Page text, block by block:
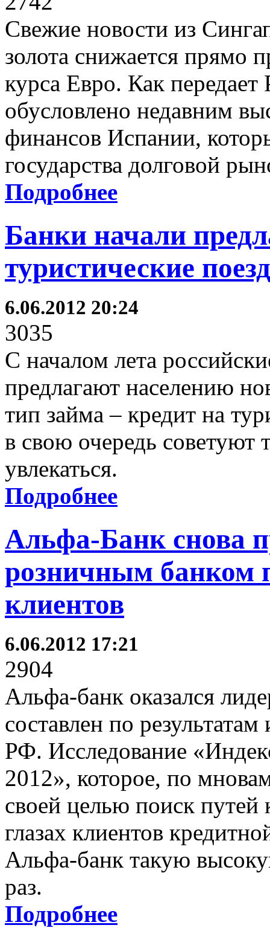
Свежие новости из
золота снижается прямо
курса Евро. Как передает
обусловлено недавним
финансов Испании,
государства долговой
Подробнее
Банки начали
туристические
6.06.2012 20:24
3035
С началом лета
предлагают населению
тип займа – кредит на
в свою очередь советуют
увлекаться.
Подробнее
Альфа-Банк снова
розничным банком
клиентов
6.06.2012 17:21
2904
Альфа-банк оказался
составлен по
РФ. Исследование
2012», которое, по
своей целью поиск путей
глазах клиентов
Альфа-банк такую
раз.
Подробнее